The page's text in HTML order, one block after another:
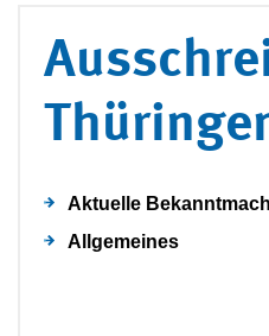
Aktuelle
Allgemeines